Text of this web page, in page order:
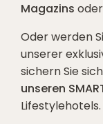
Magazins
Oder werden
unserer
sichern Sie sich
unseren
Lifestylehotels.